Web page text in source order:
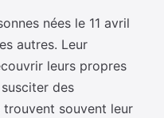
nées le 11 avril
autres. Leur
leurs propres
des
souvent leur